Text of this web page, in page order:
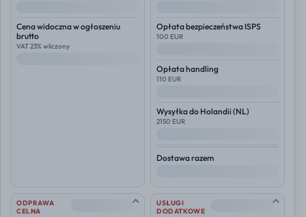
Cena widoczna w ogłoszeniu
brutto
VAT 23% wliczony
Opłata bezpieczeństwa ISPS
100 EUR
Opłata handling
110 EUR
Wysyłka do Holandii (NL)
2150 EUR
Dostawa razem
ODPRAWA
CELNA
--
USŁUGI
DODATKOWE
--